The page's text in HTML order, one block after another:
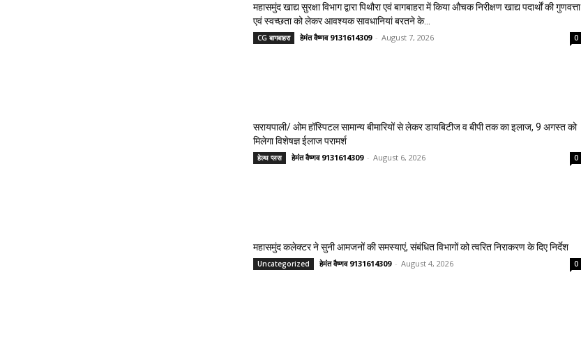
महासमुंद खाद्य सुरक्षा विभाग द्वारा पिथौरा एवं बागबाहरा में किया औचक निरीक्षण खाद्य पदार्थों की गुणवत्ता
एवं स्वच्छता को लेकर आवश्यक सावधानियां बरतने के...
CG बागबाहरा हेमंत वैष्णव 9131614309 - August 7, 2026 0
सरायपाली/ ओम हॉस्पिटल सामान्य बीमारियों से लेकर डायबिटीज व बीपी तक का इलाज, 9 अगस्त को
मिलेगा विशेषज्ञ ईलाज परामर्श
हेल्थ प्लस हेमंत वैष्णव 9131614309 - August 6, 2026 0
महासमुंद कलेक्टर ने सुनी आमजनों की समस्याएं, संबंधित विभागों को त्वरित निराकरण के दिए निर्देश
Uncategorized हेमंत वैष्णव 9131614309 - August 4, 2026 0